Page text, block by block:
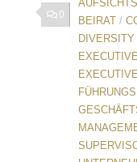
0
BEIRAT /